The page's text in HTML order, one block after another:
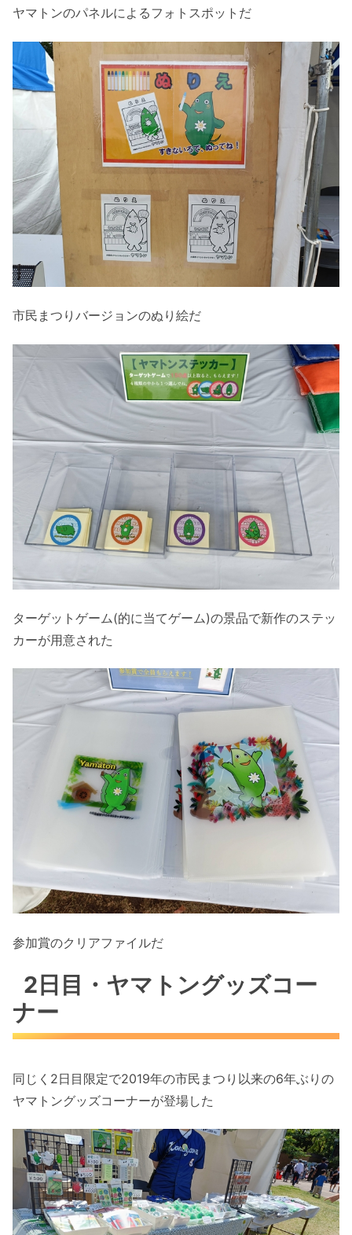
ヤマトンのパネルによるフォトスポットだ
市民まつりバージョンのぬり絵だ
ターゲットゲーム(的に当てゲーム)の景品で新作のステッ
カーが用意された
参加賞のクリアファイルだ
2日目・ヤマトングッズコー
ナー
同じく2日目限定で2019年の市民まつり以来の6年ぶりの
ヤマトングッズコーナーが登場した